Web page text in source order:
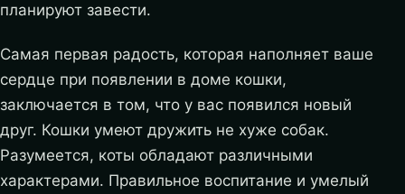
планируют завести.
Самая первая радость, которая наполняет ваше
сердце при появлении в доме кошки,
заключается в том, что у вас появился новый
друг. Кошки умеют дружить не хуже собак.
Разумеется, коты обладают различными
характерами. Правильное воспитание и умелый